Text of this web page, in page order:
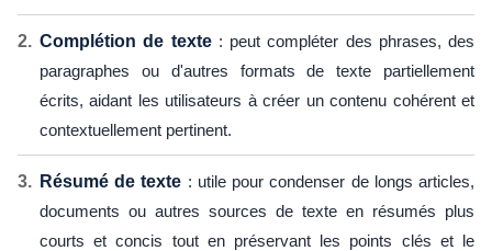
Complétion de texte: peut compléter des phrases, des
paragraphes ou d'autres formats de texte partiellement
écrits, aidant les utilisateurs à créer un contenu cohérent et
contextuellement pertinent.
Résumé de texte : utile pour condenser de longs articles,
documents ou autres sources de texte en résumés plus
courts et concis tout en préservant les points clés et le